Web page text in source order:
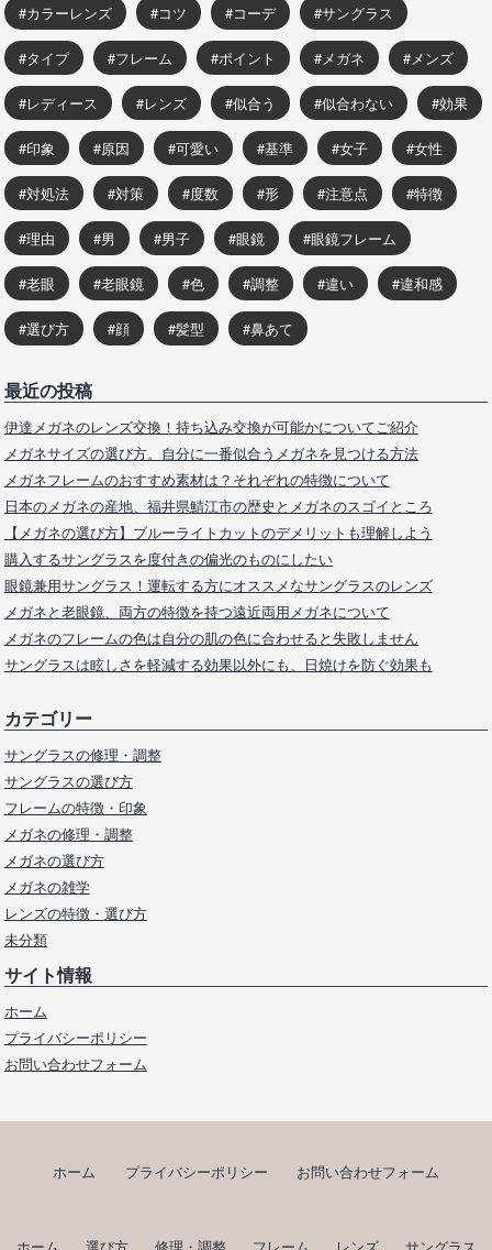
カラーレンズ コツ コーデ サングラス
タイプ フレーム ポイント メガネ メンズ
レディース レンズ 似合う 似合わない 効果
印象 原因 可愛い 基準 女子 女性
対処法 対策 度数 形 注意点 特徴
理由 男 男子 眼鏡 眼鏡フレーム
老眼 老眼鏡 色 調整 違い 違和感
選び方 顔 髪型 鼻あて
最近の投稿
伊達メガネのレンズ交換！持ち込み交換が可能かについてご紹介
メガネサイズの選び方。自分に一番似合うメガネを見つける方法
メガネフレームのおすすめ素材は？それぞれの特徴について
日本のメガネの産地、福井県鯖江市の歴史とメガネのスゴイところ
【メガネの選び方】ブルーライトカットのデメリットも理解しよう
購入するサングラスを度付きの偏光のものにしたい
眼鏡兼用サングラス！運転する方にオススメなサングラスのレンズ
メガネと老眼鏡、両方の特徴を持つ遠近両用メガネについて
メガネのフレームの色は自分の肌の色に合わせると失敗しません
サングラスは眩しさを軽減する効果以外にも、日焼けを防ぐ効果も
カテゴリー
サングラスの修理・調整
サングラスの選び方
フレームの特徴・印象
メガネの修理・調整
メガネの選び方
メガネの雑学
レンズの特徴・選び方
未分類
サイト情報
ホーム
プライバシーポリシー
お問い合わせフォーム
ホーム プライバシーポリシー お問い合わせフォーム